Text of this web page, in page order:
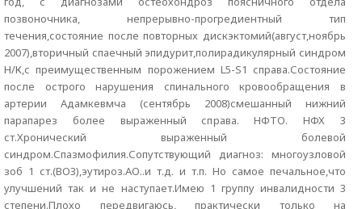
позвоночника, непрерывно-прогредиентный тип
течения,состояние после повторных дискэктомий(август,ноябрь
2007),вторичный спаечный эпидурит,полирадикулярный синдром
Н/К,с преимущественным порожением L5-S1 справа.Состояние
после острого нарушения спинального кровообращения в
артерии Адамкевмча (сентябрь 2008)смешанный нижний
парапарез более выраженный справа. НФТО. НФХ 3
ст.Хронический выраженный болевой
синдром.Спазмофилия.Сопутствующий диагноз: многоузловой
зоб 1 ст.(ВОЗ),эутироз.АО..и т.д. и т.п. Но самое печальное,что
улучшений так и не наступает.Имею 1 группу инвалидности 3
степени.Плохо передвигаюсь, практически только на